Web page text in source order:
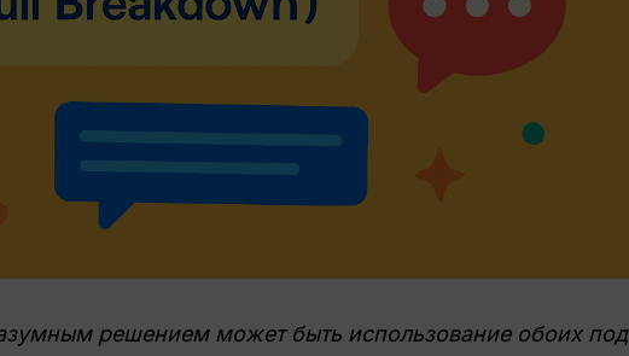
решением может быть использование обоих под